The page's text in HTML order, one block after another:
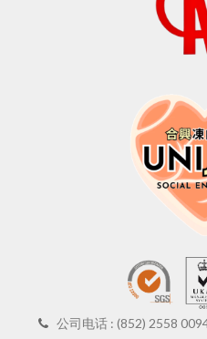
公司电话 : (852) 2558